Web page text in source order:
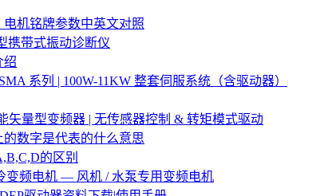
机铭牌参数中英文对照
携带式振动诊断仪
绍
系列 | 100W-11KW 整套伺服系统（含驱动器）
矢量型变频器 | 无传感器控制 & 转矩模式驱动
数字是代表的什么意思
的区别
变频电机 — 风机 / 水泵专用变频电机